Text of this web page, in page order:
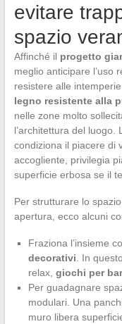
evitare
spazio
Affinché il progetto
meglio anticipare l’uso
resistere alle
legno resistente alla
nelle zone molto
l’architettura del luogo.
condiziona il piacere di
accogliente, privilegia
superficie erbosa se il
Per strutturare lo
apertura, ecco alcuni
Fraziona l’insieme
decorativi . In
relax, giochi per
Per guadagnare
modulari. Una
muro libera